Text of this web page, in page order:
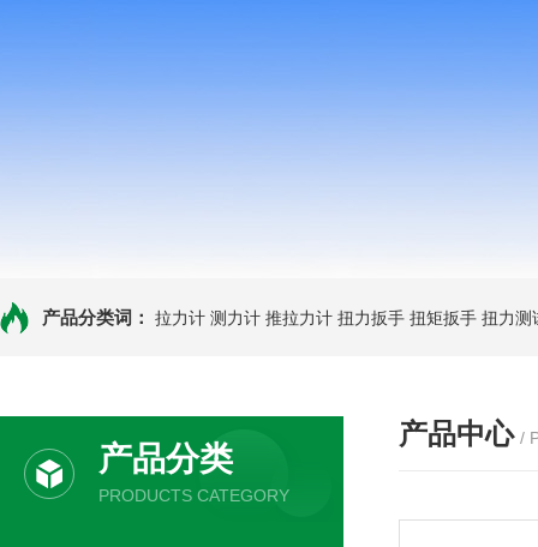
产品分类词： 拉力计 测力计 推拉力计 扭力扳手 扭矩扳手 扭力测
产品分类
PRODUCTS CATEGORY
产品中心 /